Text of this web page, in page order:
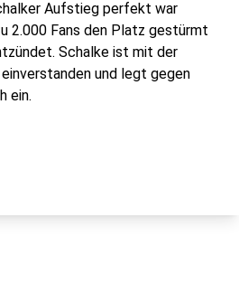
Aufstieg perfekt war
2.000 Fans den Platz gestürmt
Schalke ist mit der
und legt gegen
ein.